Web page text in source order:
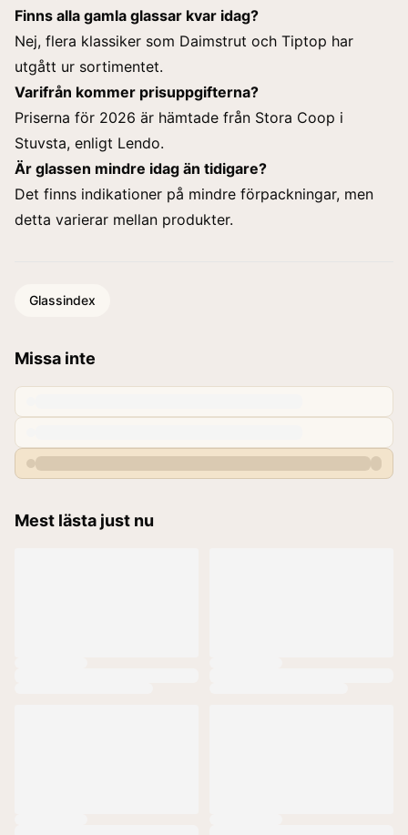
Finns alla gamla glassar kvar idag?
Nej, flera klassiker som Daimstrut och Tiptop har
utgått ur sortimentet.
Varifrån kommer prisuppgifterna?
Priserna för 2026 är hämtade från Stora Coop i
Stuvsta, enligt Lendo.
Är glassen mindre idag än tidigare?
Det finns indikationer på mindre förpackningar, men
detta varierar mellan produkter.
Glassindex
Missa inte
Mest lästa just nu